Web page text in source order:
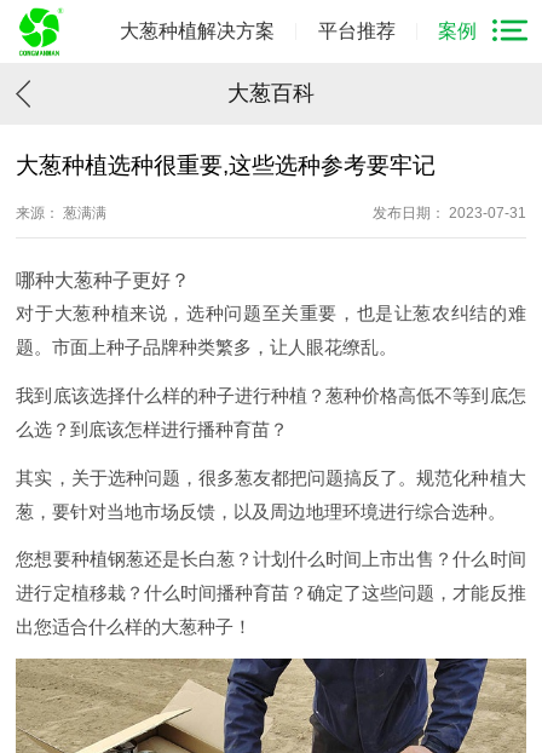
大葱种植解决方案 平台推荐 案例
大葱百科
大葱种植选种很重要,这些选种参考要牢记
来源： 葱满满 发布日期： 2023-07-31
哪种大葱种子更好？
对于大葱种植来说，选种问题至关重要，也是让葱农纠结的难
题。市面上种子品牌种类繁多，让人眼花缭乱。
我到底该选择什么样的种子进行种植？葱种价格高低不等到底怎
么选？到底该怎样进行播种育苗？
其实，关于选种问题，很多葱友都把问题搞反了。规范化种植大
葱，要针对当地市场反馈，以及周边地理环境进行综合选种。
您想要种植钢葱还是长白葱？计划什么时间上市出售？什么时间
进行定植移栽？什么时间播种育苗？确定了这些问题，才能反推
出您适合什么样的大葱种子！